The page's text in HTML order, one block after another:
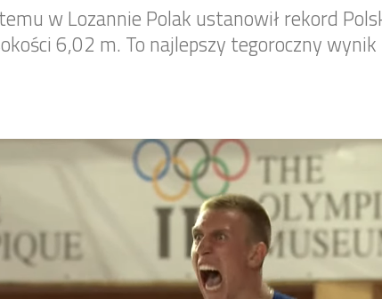
w Lozannie Polak ustanowił rekord
6,02 m. To najlepszy tegoroczny wynik